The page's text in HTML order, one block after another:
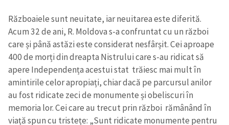
Războaiele sunt neuitate, iar neuitarea este diferită.
Acum 32 de ani, R. Moldova s-a confruntat cu un război
care și până astăzi este considerat nesfârșit. Cei aproape
400 de morți din dreapta Nistrului care s-au ridicat să
apere Independența acestui stat trăiesc mai mult în
amintirile celor apropiați, chiar dacă pe parcursul anilor
au fost ridicate zeci de monumente și obeliscuri în
memoria lor. Cei care au trecut prin război rămânând în
viață spun cu tristețe: „Sunt ridicate monumente pentru